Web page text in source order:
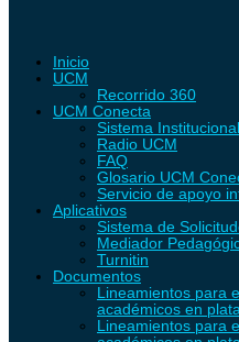
Inicio
UCM
Recorrido 360
UCM Conecta
Sistema
Radio UCM
FAQ
Glosario UCM
Servicio de apoyo
Aplicativos
Sistema de
Mediador
Turnitin
Documentos
Lineamientos para
académicos en
Lineamientos para